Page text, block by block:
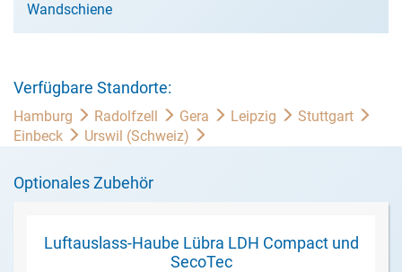
Wandschiene
Verfügbare Standorte:
Hamburg Radolfzell Gera Leipzig
Stuttgart
Einbeck
Urswil (Schweiz)
Optionales Zubehör
Luftauslass-Haube Lübra LDH Compact und
SecoTec